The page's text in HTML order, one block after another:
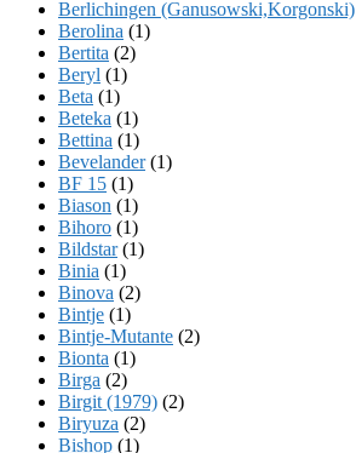
Berlichingen (Ganusowski,Korgonski)
Berolina (1)
Bertita (2)
Beryl (1)
Beta (1)
Beteka (1)
Bettina (1)
Bevelander(1)
BF 15 (1)
Biason (1)
Bihoro (1)
Bildstar(1)
Binia (1)
Binova (2)
Bintje (1)
Bintje-Mutante (2)
Bionta (1)
Birga (2)
Birgit (1979) (2)
Biryuza (2)
Bishop (1)